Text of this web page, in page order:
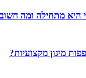
היא מתחילה ומה
מיגון מקצועיות?